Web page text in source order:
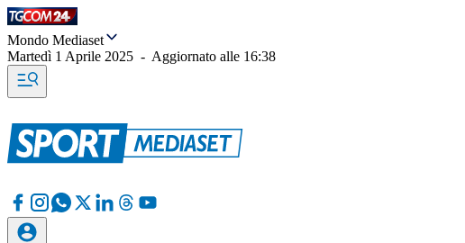
Mondo Mediaset
Martedì 1 Aprile 2025 - Aggiornato alle 16:38